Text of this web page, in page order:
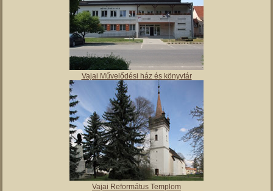
Vajai Művelődési ház és könyvtár
Vajai Református Templom